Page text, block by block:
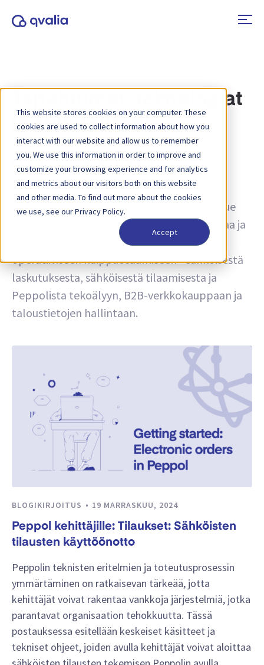
This website stores cookies on your computer. These
cookies are used to collect information about how you
interact with our website and allow us to remember
you. We use this information in order to improve and
customize your browsing experience and for analytics
and metrics about our visitors both on this website
and other media. To find out more about the cookies
we use, see our Privacy Policy.
Accept
Tapahtumat, teknologiat
ja suuntaukset
Kirjoittaja:
Näkemyksiä liiketoimista, teknologioista ja
trendeistä sekä uutisia tuotepäivityksistä. Lue
lisää siitä, miten prosesseja voidaan parantaa ja
miten transaktiotietoja voidaan käyttää
operatiiviseen huippuosaamiseen - sähköisestä
laskutuksesta, sähköisestä tilaamisesta ja
Peppolista tekoälyyn, B2B-verkkokauppaan ja
taloustietojen hallintaan.
BLOGIKIRJOITUS 19 MARRASKUU, 2024
Peppol kehittäjille: Tilaukset: Sähköisten
tilausten käyttöönotto
Peppolin teknisten eritelmien ja toteutusprosessin
ymmärtäminen on ratkaisevan tärkeää, jotta
kehittäjät voivat rakentaa vankkoja järjestelmiä, jotka
parantavat organisaation tehokkuutta. Tässä
postauksessa esitellään keskeiset käsitteet ja
tekniset ohjeet, joiden avulla kehittäjät voivat aloittaa